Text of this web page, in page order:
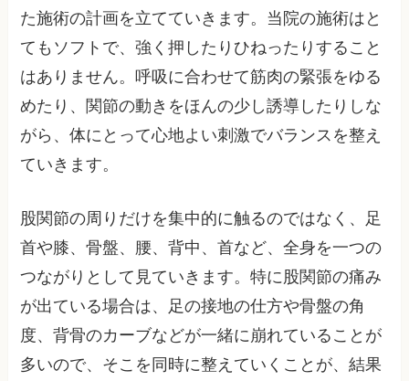
た施術の計画を立てていきます。当院の施術はと
てもソフトで、強く押したりひねったりすること
はありません。呼吸に合わせて筋肉の緊張をゆる
めたり、関節の動きをほんの少し誘導したりしな
がら、体にとって心地よい刺激でバランスを整え
ていきます。
股関節の周りだけを集中的に触るのではなく、足
首や膝、骨盤、腰、背中、首など、全身を一つの
つながりとして見ていきます。特に股関節の痛み
が出ている場合は、足の接地の仕方や骨盤の角
度、背骨のカーブなどが一緒に崩れていることが
多いので、そこを同時に整えていくことが、結果